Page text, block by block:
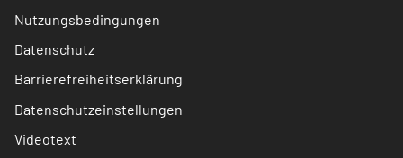
Nutzungsbedingungen
Datenschutz
Barrierefreiheitserklärung
Datenschutzeinstellungen
Videotext